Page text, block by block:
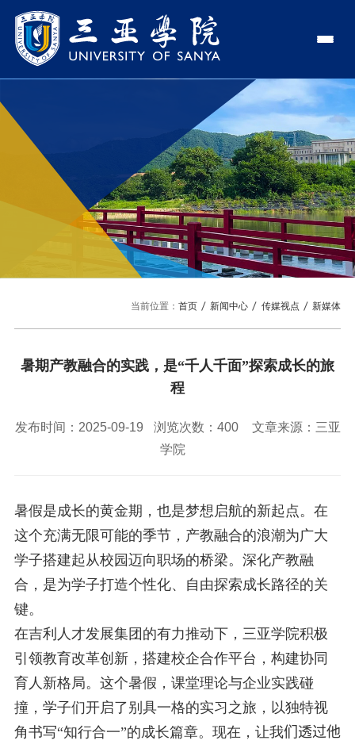
学校领导
理事长
党委书记、政府督导专员
学校简介
走近理事长
学校机构
校园风景
学院与部门
社会治理学院
艺术创意与数字设计学院
文学院
新能源与智能网联汽车学院
旅游与大健康学院
信息与智能工程学院
新闻中心
传媒视点
USY媒体
USY印象
招生信息
就业服务
图书馆
教务管理系统 办公OA系统
人才招聘
信息公开
English
当前位置： 首页 新闻中心 传媒视点 新媒体
暑期产教融合的实践，是“千人千面”探索成长的旅
程
发布时间：2025-09-19 浏览次数： 400
文章来源：三亚
学院
暑假是成长的黄金期，也是梦想启航的新起点。在
这个充满无限可能的季节，产教融合的浪潮为广大
学子搭建起从校园迈向职场的桥梁。深化产教融
合，是为学子打造个性化、自由探索成长路径的关
键。
在吉利人才发展集团的有力推动下，三亚学院积极
引领教育改革创新，搭建校企合作平台，构建协同
育人新格局。这个暑假，课堂理论与企业实践碰
撞，学子们开启了别具一格的实习之旅，以独特视
角书写“知行合一”的成长篇章。现在，让我们透过他